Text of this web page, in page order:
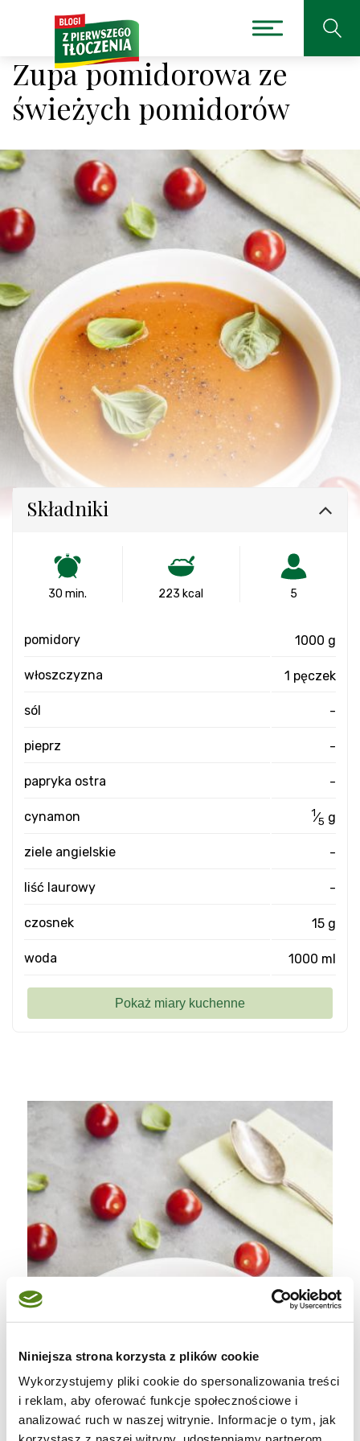
Niniejsza strona korzysta z plików cookie
Wykorzystujemy pliki cookie do spersonalizowania treści
i reklam, aby oferować funkcje społecznościowe i
analizować ruch w naszej witrynie. Informacje o tym, jak
Zupa pomidorowa ze
świeżych pomidorów
Składniki
30 min. 223 kcal 5
pomidory 1000 g
włoszczyzna 1 pęczek
sól -
pieprz -
papryka ostra -
cynamon 1⁄5 g
ziele angielskie -
liść laurowy -
czosnek 15 g
woda 1000 ml